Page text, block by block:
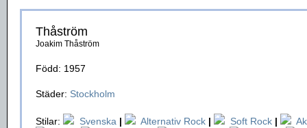
Thåström
Joakim Thåström
Född: 1957
Städer: Stockholm
Stilar: Svenska | Alternativ Rock | Soft Rock |